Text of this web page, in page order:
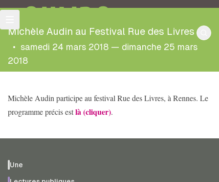
OULIPO
Michèle Audin au Festival Rue des Livres
• samedi 24 mars 2018 — dimanche 25 mars
2018
Michèle Audin participe au festival Rue des Livres, à Rennes. Le
programme précis estlà (cliquer).
Une